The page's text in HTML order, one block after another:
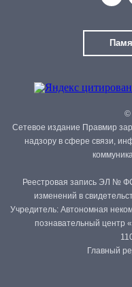
©
Сетевое издание Правмир
надзору в сфере связи,
Реестровая запись ЭЛ №
изменений в
Учредитель: Автономная
познавательный
Главный